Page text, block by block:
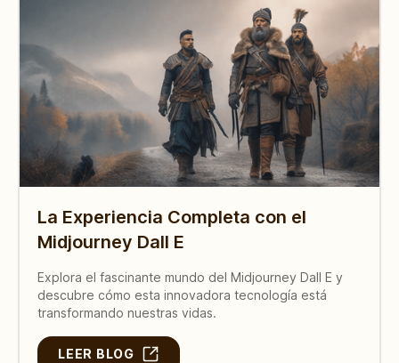
La Experiencia Completa con el
Midjourney Dall E
Explora el fascinante mundo del Midjourney Dall E y
descubre cómo esta innovadora tecnología está
transformando nuestras vidas.
LEER BLOG